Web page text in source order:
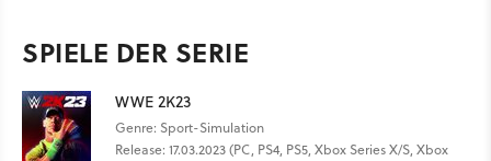
SPIELE DER SERIE
WWE 2K23
Genre: Sport-Simulation
Release: 17.03.2023 (PC, PS4, PS5, Xbox Series X/S, Xbox